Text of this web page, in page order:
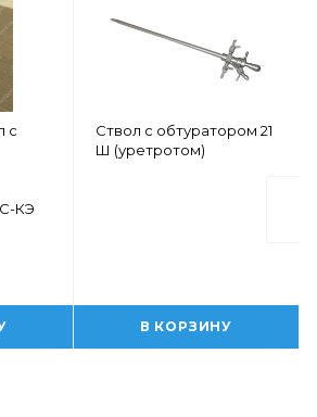
с
КЭ
Ствол с обтуратором 21
Ш (уретротом)
В КОРЗИНУ